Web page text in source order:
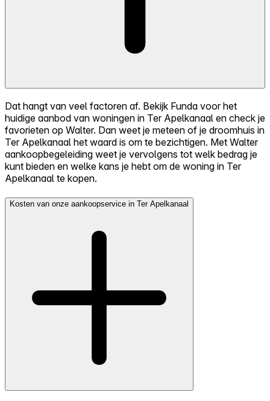
Dat hangt van veel factoren af. Bekijk Funda voor het
huidige aanbod van woningen in Ter Apelkanaal en check je
favorieten op Walter. Dan weet je meteen of je droomhuis in
Ter Apelkanaal het waard is om te bezichtigen. Met Walter
aankoopbegeleiding weet je vervolgens tot welk bedrag je
kunt bieden en welke kans je hebt om de woning in Ter
Apelkanaal te kopen.
Kosten van onze aankoopservice in Ter Apelkanaal